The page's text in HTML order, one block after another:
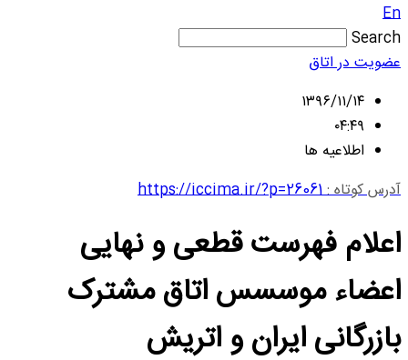
En
Search
عضویت در اتاق
۱۳۹۶/۱۱/۱۴
۰۴:۴۹
اطلاعیه ها
آدرس کوتاه :https://iccima.ir/?p=26061
اعلام فهرست قطعی و نهایی
اعضاء موسسس اتاق مشترک
بازرگانی ایران و اتریش